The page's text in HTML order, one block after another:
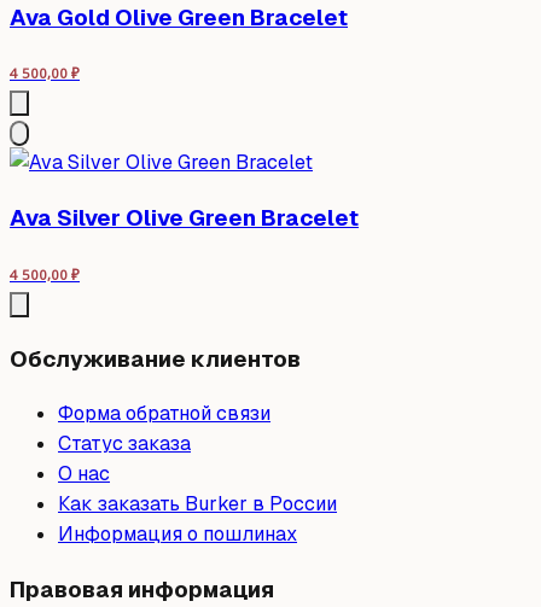
Ava Gold Olive Green Bracelet
4 500,00 ₽
Ava Silver Olive Green Bracelet
4 500,00 ₽
Обслуживание клиентов
Форма обратной связи
Статус заказа
О нас
Как заказать Burker в России
Информация о пошлинах
Правовая информация